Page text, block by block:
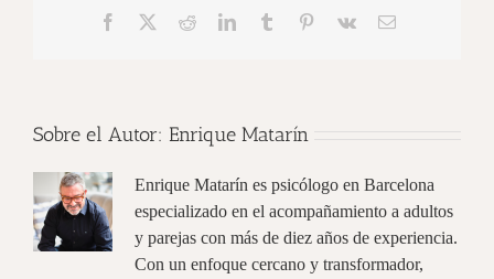
Facebook RedditLinkedInTumblr Pinterest
Vk
Correo
Sobre el Autor: Enrique Matarín
Enrique Matarín es psicólogo en Barcelona
especializado en el acompañamiento a adultos
y parejas con más de diez años de experiencia.
Con un enfoque cercano y transformador,